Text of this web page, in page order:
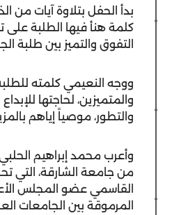
بدأ الحفل بتلاوة آيات من
كلمة هنأ فيها الطلبة
التفوق والتميز بين طلبة
ووجه النعيمي كلمته
والمتميزين، لحاجتها
والتطور، موصياً إياهم
وأعرب محمد إبراهيم
من جامعة الشارقة، التي
القاسمي عضو المجلس
المرموقة بين الجامعات